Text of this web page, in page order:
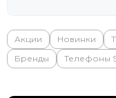
Акции Новинки
Бренды
Телефоны